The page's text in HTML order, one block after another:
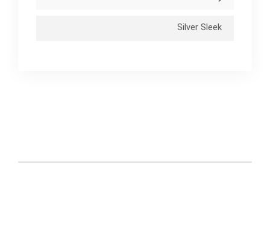
Silver Sleek